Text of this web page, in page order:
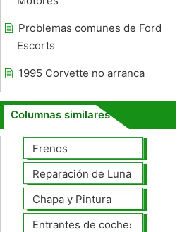
Problemas comunes de Ford
Escorts
1995 Corvette no arranca
Columnas similares
Frenos
Reparación de Lunas
Chapa y Pintura
Entrantes de coches